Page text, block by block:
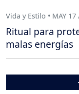
Vida y Estilo • MAY 17
Ritual para
malas energías